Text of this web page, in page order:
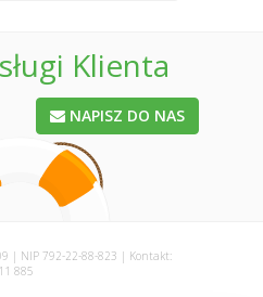
Klienta
NAPISZ DO NAS
| NIP 792-22-88-823 | Kontakt:
885